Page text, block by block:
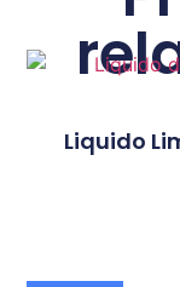
Liquido